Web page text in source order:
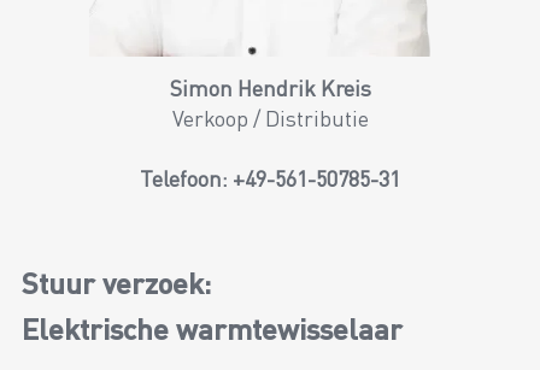
Simon Hendrik Kreis
Verkoop / Distributie
Telefoon: +49-561-50785-31
Stuur verzoek:
Elektrische warmtewisselaar